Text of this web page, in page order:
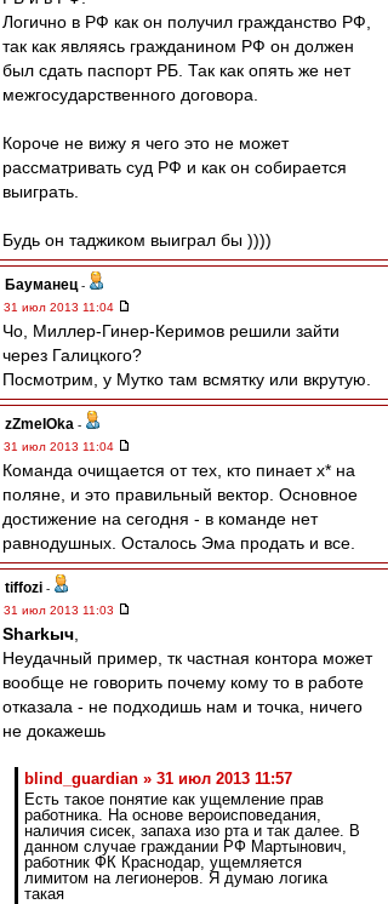
Логично в РФ как он получил гражданство РФ,
так как являясь гражданином РФ он должен
был сдать паспорт РБ. Так как опять же нет
межгосударственного договора.
Короче не вижу я чего это не может
рассматривать суд РФ и как он собирается
выиграть.
Будь он таджиком выиграл бы ))))
Бауманец -
31 июл 2013 11:04
Чо, Миллер-Гинер-Керимов решили зайти
через Галицкого?
Посмотрим, у Мутко там всмятку или вкрутую.
zZmeIOka -
31 июл 2013 11:04
Команда очищается от тех, кто пинает х* на
поляне, и это правильный вектор. Основное
достижение на сегодня - в команде нет
равнодушных. Осталось Эма продать и все.
tiffozi -
31 июл 2013 11:03
Sharkыч
Неудачный пример, тк частная контора может
вообще не говорить почему кому то в работе
отказала - не подходишь нам и точка, ничего
не докажешь
blind_guardian » 31 июл 2013 11:57
Есть такое понятие как ущемление прав
работника. На основе вероисповедания,
наличия сисек, запаха изо рта и так далее. В
данном случае граждании РФ Мартынович,
работник ФК Краснодар, ущемляется
лимитом на легионеров. Я думаю логика
такая